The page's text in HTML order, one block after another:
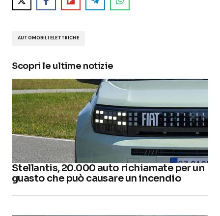
AUTOMOBILI ELETTRICHE
Scopri le ultime notizie
Stellantis, 20.000 auto richiamate per un
guasto che può causare un incendio